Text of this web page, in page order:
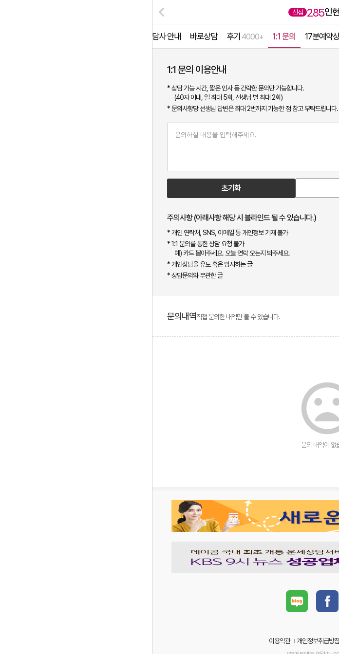
신점 285인현
상담사 안내 바로상담 후기 4000+ 1:1 문의 17분예약
1:1 문의 이용안내
* 상담 가능 시간, 짧은 인사 등 간략한 문의만 가능합니다.
(40자 이내, 일 최대 5회, 선생님 별 최대 2회)
* 문의사항당 선생님 답변은 최대 2번까지 가능한 점 참고 부탁드립니다.
초기화
주의사항(아래사항 해당 시 블라인드 될 수 있습니다.)
* 개인 연락처, SNS, 이메일 등 개인정보 기재 불가
* 1:1 문의를 통한 상담 요청 불가
예) 카드 뽑아주세요. 오늘 연락 오는지 봐주세요.
* 개인상담을 유도 혹은 암시하는 글
* 상담문의와 무관한 글
문의내역직접 문의한 내역만 볼 수 있습니다.
문의 내역이 없
이용약관 개인정보취급방침